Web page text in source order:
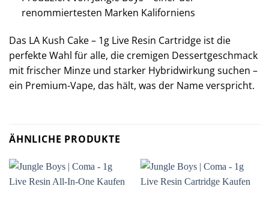
renommiertesten Marken Kaliforniens
Das LA Kush Cake – 1g Live Resin Cartridge ist die
perfekte Wahl für alle, die cremigen Dessertgeschmack
mit frischer Minze und starker Hybridwirkung suchen –
ein Premium-Vape, das hält, was der Name verspricht.
ÄHNLICHE PRODUKTE